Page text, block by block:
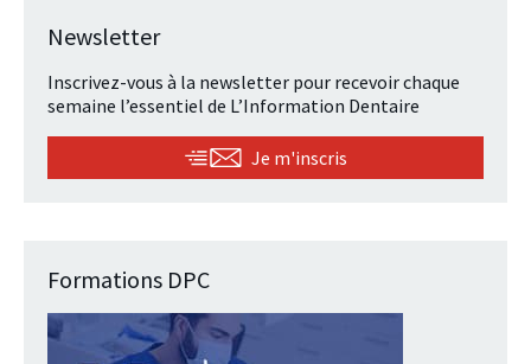
Newsletter
Inscrivez-vous à la newsletter pour recevoir chaque
semaine l’essentiel de L’Information Dentaire
Je m'inscris
Formations DPC